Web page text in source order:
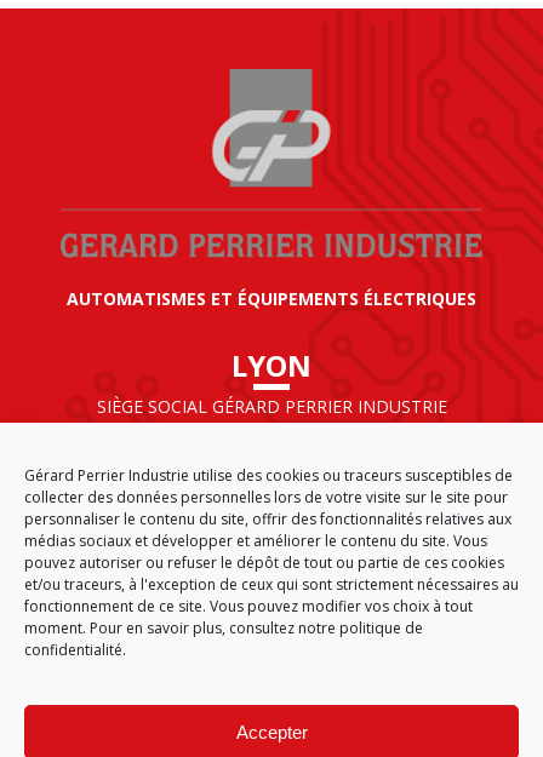
Gérard Perrier Industrie utilise des cookies ou traceurs susceptibles de
collecter des données personnelles lors de votre visite sur le site pour
personnaliser le contenu du site, offrir des fonctionnalités relatives aux
médias sociaux et développer et améliorer le contenu du site. Vous
pouvez autoriser ou refuser le dépôt de tout ou partie de ces cookies
et/ou traceurs, à l'exception de ceux qui sont strictement nécessaires au
fonctionnement de ce site. Vous pouvez modifier vos choix à tout
moment. Pour en savoir plus, consultez notre politique de
confidentialité.
Accepter
AUTOMATISMES ET ÉQUIPEMENTS ÉLECTRIQUES
LYON
SIÈGE SOCIAL GÉRARD PERRIER INDUSTRIE
69125 LYON AÉROPORT SAINT EXUPÉRY
FRANCE
ACCUEIL CGA PLAN DU SITE
MENTIONS LÉGALES
DONNÉES PERSONNELLES
GÉRARD PERRIER INDUSTRIE – TOUS DROITS RÉSERVÉS